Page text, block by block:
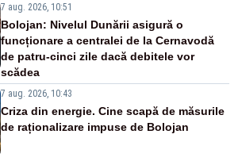
7 aug. 2026, 10:51
Bolojan: Nivelul Dunării asigură o
funcționare a centralei de la Cernavodă
de patru-cinci zile dacă debitele vor
scădea
7 aug. 2026, 10:43
Criza din energie. Cine scapă de măsurile
de raționalizare impuse de Bolojan